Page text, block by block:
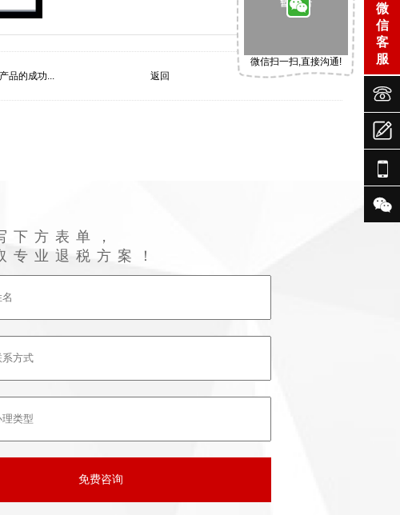
品的成功... 返回
下方表单，
专业退税方案！
微
信
客
服
微信扫一扫,直接沟通!




